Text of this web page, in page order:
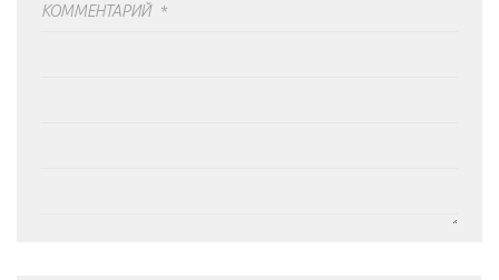
КОММЕНТАРИЙ *